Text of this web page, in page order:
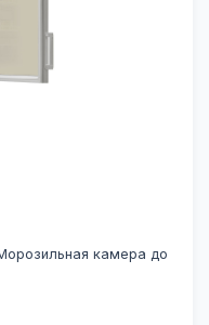
камера до